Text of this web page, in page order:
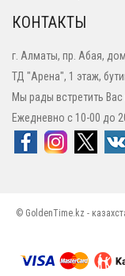
КОНТАКТЫ
г. Алматы, пр. Абая, дом
ТД "Арена", 1 этаж,
Мы рады встретить
Ежедневно с 10-00 до
© GoldenTime.kz -